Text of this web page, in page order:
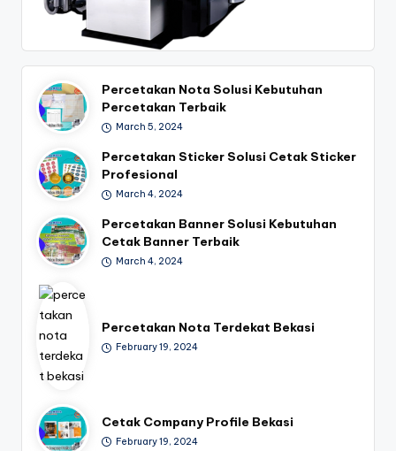
Percetakan Nota Solusi Kebutuhan
Percetakan Terbaik
March 5, 2024
Percetakan Sticker Solusi Cetak Sticker
Profesional
March 4, 2024
Percetakan Banner Solusi Kebutuhan
Cetak Banner Terbaik
March 4, 2024
Percetakan Nota Terdekat Bekasi
February 19, 2024
Cetak Company Profile Bekasi
February 19, 2024